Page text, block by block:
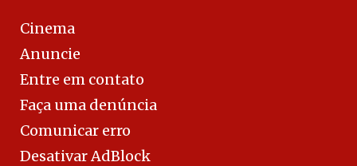
Cinema
Anuncie
Entre em contato
Faça uma denúncia
Comunicar erro
Desativar AdBlock